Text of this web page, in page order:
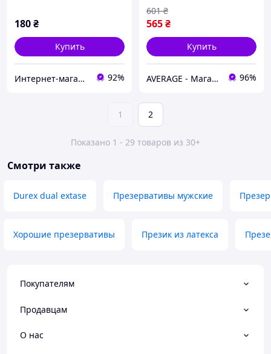
180₴
Купить
Интернет-магазин "Просто" 92%
565₴
601 ₴
Купить
AVERAGE - Магазин Без предоплати 96%
1 2
Показано 1 - 29 товаров из 30+
Смотри также
Durex dual extase Презервативы мужские
Хорошие презервативы Презик из латекса
Покупателям
Продавцам
О нас